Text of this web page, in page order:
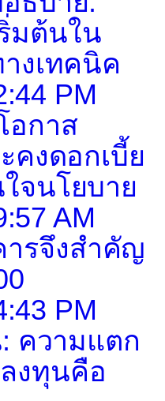
มต้นใน
งเทคนิค
PM
อกาส
คงดอกเบี้ย
จนโยบาย
AM
รจึงสำคัญ
PM
ความแตก
งทุนคือ